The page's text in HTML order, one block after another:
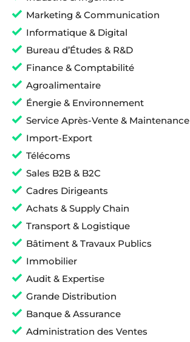
Marketing & Communication
Informatique & Digital
Bureau d’Études & R&D
Finance & Comptabilité
Agroalimentaire
Énergie & Environnement
Service Après-Vente & Maintenance
Import-Export
Télécoms
Sales B2B & B2C
Cadres Dirigeants
Achats & Supply Chain
Transport & Logistique
Bâtiment & Travaux Publics
Immobilier
Audit & Expertise
Grande Distribution
Banque & Assurance
Administration des Ventes